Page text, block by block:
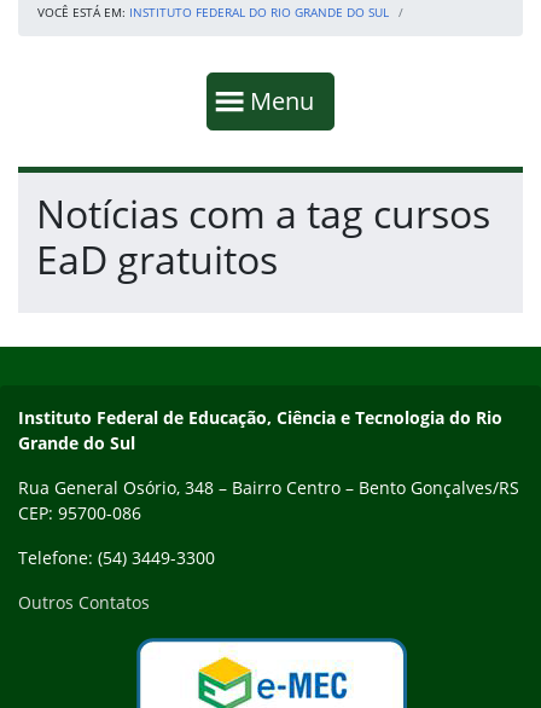
VOCÊ ESTÁ EM: INSTITUTO FEDERAL DO RIO GRANDE DO SUL
Mostrar
Menu
Fim da navegação
Início do conteúdo
Notícias com a tag cursos
EaD gratuitos
Contato
Instituto Federal de Educação, Ciência e Tecnologia do Rio
Grande do Sul
Rua General Osório, 348 – Bairro Centro – Bento Gonçalves/RS
CEP: 95700-086
Telefone: (54) 3449-3300
Outros Contatos